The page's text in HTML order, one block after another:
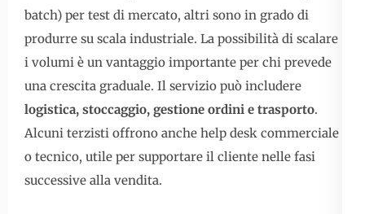
batch) per test di mercato, altri sono in grado di
produrre su scala industriale. La possibilità di scalare
i volumi è un vantaggio importante per chi prevede
una crescita graduale. Il servizio può includere
logistica, stoccaggio, gestione ordini e trasporto.
Alcuni terzisti offrono anche help desk commerciale
o tecnico, utile per supportare il cliente nelle fasi
successive alla vendita.